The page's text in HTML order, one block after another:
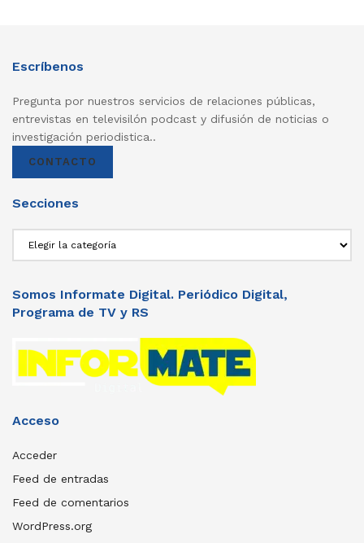
Escríbenos
Pregunta por nuestros servicios de relaciones públicas,
entrevistas en televisilón podcast y difusión de noticias o
investigación periodistica..
CONTACTO
Secciones
Somos Informate Digital. Periódico Digital,
Programa de TV y RS
Acceso
Acceder
Feed de entradas
Feed de comentarios
WordPress.org